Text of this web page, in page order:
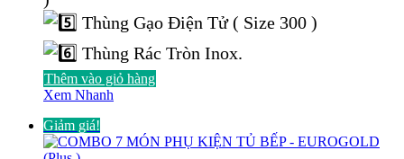
Thùng Gạo Điện Tử ( Size 300 )
Thùng Rác Tròn Inox.
Thêm vào giỏ hàng
Xem Nhanh
Giảm giá!